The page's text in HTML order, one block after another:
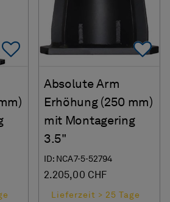
Add To Favorites
Absolute Arm
Erhöhung (250 mm)
mit Montagering
3.5"
ID: NCA7-5-52794
2.205,00 CHF
Lieferzeit > 25 Tage